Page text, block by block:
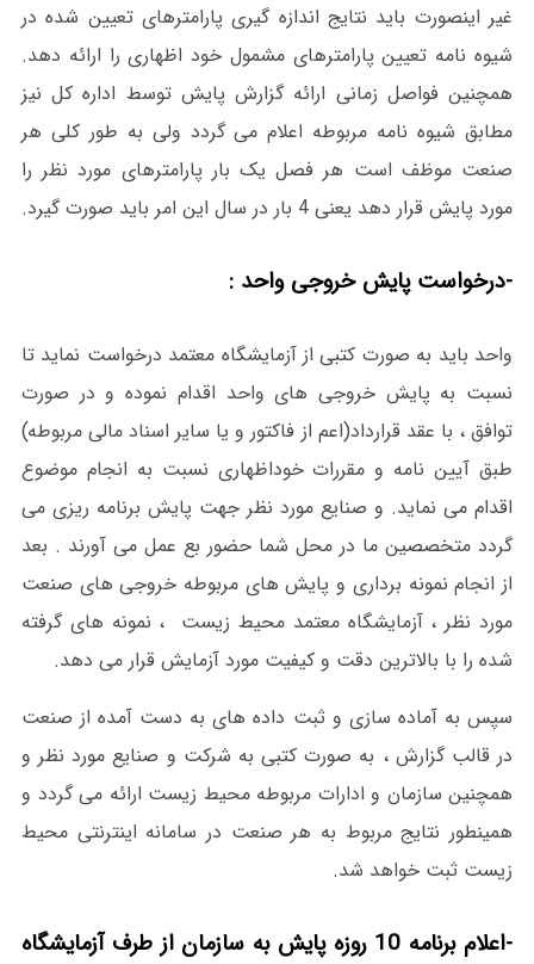
غیر اینصورت باید نتایج اندازه گیری پارامترهای تعیین شده در
شیوه نامه تعیین پارامترهای مشمول خود اظهاری را ارائه دهد.
همچنین فواصل زمانی ارائه گزارش پایش توسط اداره کل نیز
مطابق شیوه نامه مربوطه اعلام می گردد ولی به طور کلی هر
صنعت موظف است هر فصل یک بار پارامترهای مورد نظر را
مورد پایش قرار دهد یعنی 4 بار در سال این امر باید صورت گیرد.
-درخواست پایش خروجی واحد :
واحد باید به صورت کتبی از آزمایشگاه معتمد درخواست نماید تا
نسبت به پایش خروجی های واحد اقدام نموده و در صورت
توافق ، با عقد قرارداد(اعم از فاکتور و یا سایر اسناد مالی مربوطه)
طبق آیین نامه و مقررات خوداظهاری نسبت به انجام موضوع
اقدام می نماید. و صنایع مورد نظر جهت پایش برنامه ریزی می
گردد متخصصین ما در محل شما حضور بع عمل می آورند . بعد
از انجام نمونه برداری و پایش های مربوطه خروجی های صنعت
مورد نظر ، آزمایشگاه معتمد محیط زیست ، نمونه های گرفته
شده را با بالاترین دقت و کیفیت مورد آزمایش قرار می دهد.
سپس به آماده سازی و ثبت داده های به دست آمده از صنعت
در قالب گزارش ، به صورت کتبی به شرکت و صنایع مورد نظر و
همچنین سازمان و ادارات مربوطه محیط زیست ارائه می گردد و
همینطور نتایج مربوط به هر صنعت در سامانه اینترنتی محیط
زیست ثبت خواهد شد.
-اعلام برنامه 10 روزه پایش به سازمان از طرف آزمایشگاه